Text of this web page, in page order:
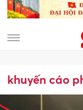
khuyến cáo